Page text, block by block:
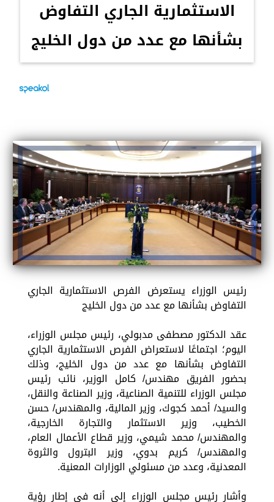
الاستثمارية الجاري التفاوض
بشأنها مع عدد من دول الخليج
رئيس الوزراء يستعرض الفرص الاستثمارية الجاري
التفاوض بشأنها مع عدد من دول الخليج
عقد الدكتور مصطفى مدبولي، رئيس مجلس الوزراء،
اليوم؛ اجتماعًا لاستعراض الفرص الاستثمارية الجاري
التفاوض بشأنها مع عدد من دول الخليج، وذلك
بحضور الفريق مهندس/ كامل الوزير، نائب رئيس
مجلس الوزراء للتنمية الصناعية، وزير الصناعة والنقل،
والسيد/ أحمد كجوك، وزير المالية، والمهندس/ حسن
الخطيب، وزير الاستثمار والتجارة الخارجية،
والمهندس/ محمد شيمي، وزير قطاع الأعمال العام،
والمهندس/ كريم بدوي، وزير البترول والثروة
المعدنية، وعدد من مسئولي الوزارات المعنية.
وأشار رئيس مجلس الوزراء إلى أنه في إطار رؤية